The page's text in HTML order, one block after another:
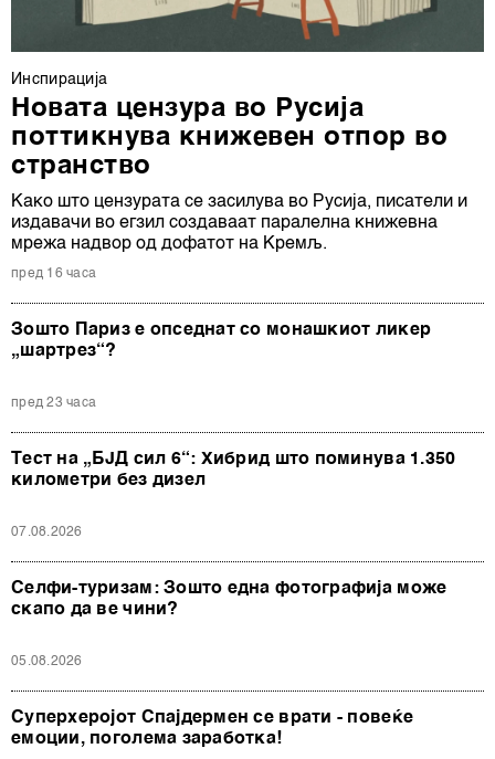
Инспирација
Новата цензура во Русија
поттикнува книжевен отпор во
странство
Како што цензурата се засилува во Русија, писатели и
издавачи во егзил создаваат паралелна книжевна
мрежа надвор од дофатот на Кремљ.
пред 16 часа
Зошто Париз е опседнат со монашкиот ликер
„шартрез“?
пред 23 часа
Тест на „БЈД сил 6“: Хибрид што поминува 1.350
километри без дизел
07.08.2026
Селфи-туризам: Зошто една фотографија може
скапо да ве чини?
05.08.2026
Суперхеројот Спајдермен се врати - повеќе
емоции, поголема заработка!